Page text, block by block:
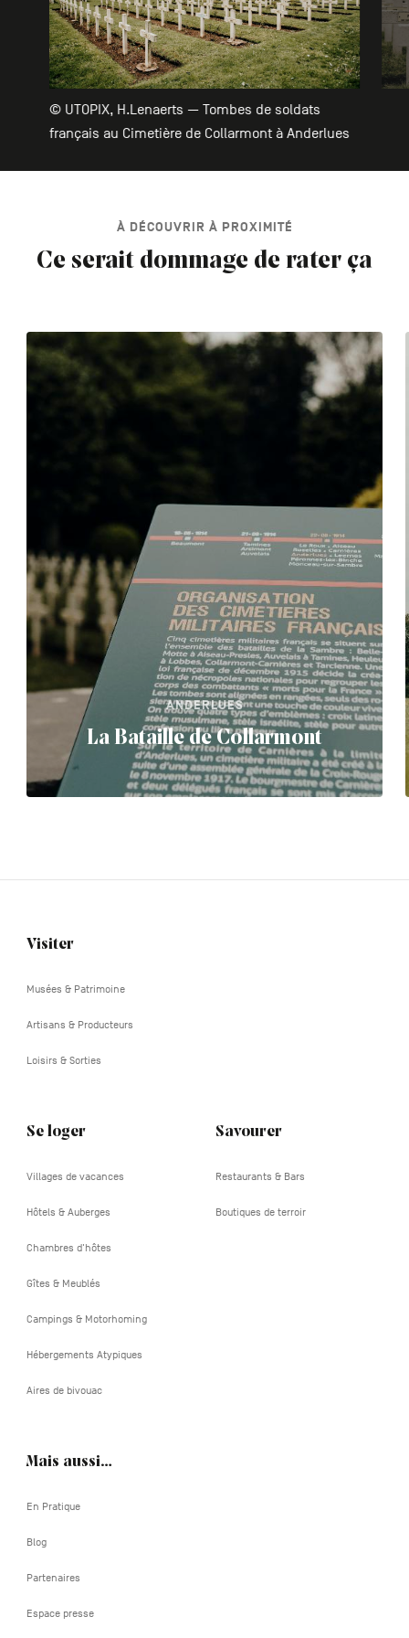
© UTOPIX, H.Lenaerts — Tombes de soldats
français au Cimetière de Collarmont à Anderlues
À DÉCOUVRIR À PROXIMITÉ
Ce serait dommage de rater ça
ANDERLUES
La Bataille de Collarmont
Navigation
Visiter
Musées & Patrimoine
Artisans & Producteurs
Loisirs & Sorties
Se loger
Villages de vacances
Hôtels & Auberges
Chambres d'hôtes
Gîtes & Meublés
Campings & Motorhoming
Hébergements Atypiques
Aires de bivouac
Savourer
Restaurants & Bars
Boutiques de terroir
Mais aussi…
En Pratique
Blog
Partenaires
Espace presse